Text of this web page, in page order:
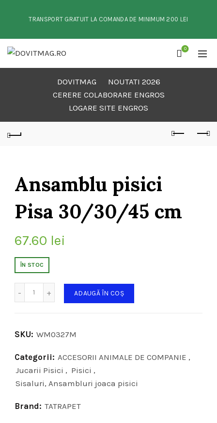
TRANSPORT GRATUIT LA COMANDA DE MINIMUM 200 LEI
0
DOVITMAG
NOUTATI 2026
CERERE COLABORARE ENGROS
LOGARE SITE ENGROS
Ansamblu pisici
Pisa 30/30/45 cm
67.60 lei
ÎN STOC
ADAUGĂ ÎN COȘ
SKU: WM0327M
Categorii: ACCESORII ANIMALE DE COMPANIE ,
Jucarii Pisici , Pisici ,
Sisaluri, Ansambluri joaca pisici
Brand: TATRAPET